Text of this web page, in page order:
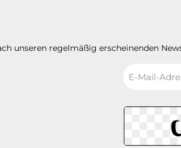
unseren regelmäßig erscheinenden
Mail-
*